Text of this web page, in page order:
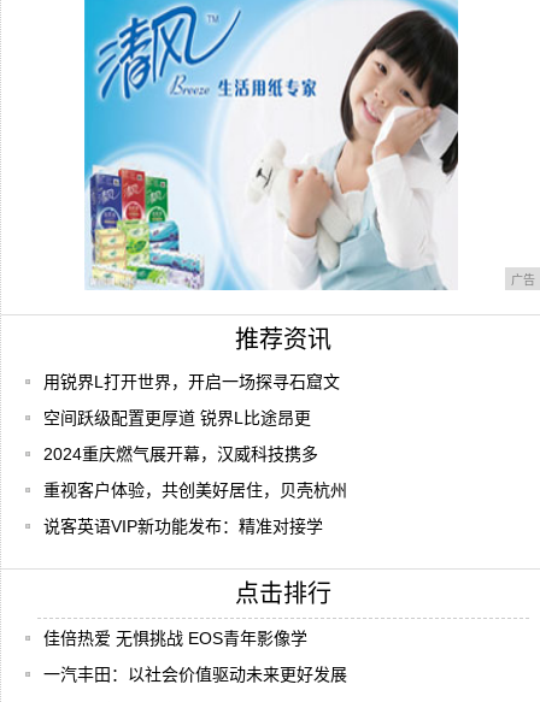
卡巴斯基移动版网站正式上线
广告
推荐资讯
用锐界L打开世界，开启一场探寻石窟文
空间跃级配置更厚道 锐界L比途昂更
2024重庆燃气展开幕，汉威科技携多
重视客户体验，共创美好居住，贝壳杭州
说客英语VIP新功能发布：精准对接学
点击排行
佳倍热爱 无惧挑战 EOS青年影像学
一汽丰田：以社会价值驱动未来更好发展